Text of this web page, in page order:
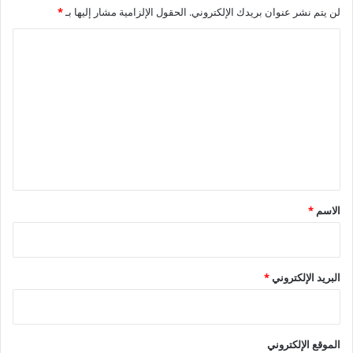
البرنامج.
لن يتم نشر عنوان بريدك الإلكتروني. الحقول الإلزامية مشار إليها بـ*
*
الاسم *
البريد الإلكتروني*
الموقع الإلكتروني